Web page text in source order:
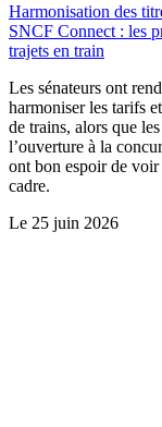
Harmonisation des
SNCF Connect : les
trajets en train
Les sénateurs ont
harmoniser les tarifs
de trains, alors que
l’ouverture à la
ont bon espoir de voir
cadre.
Le 25 juin 2026